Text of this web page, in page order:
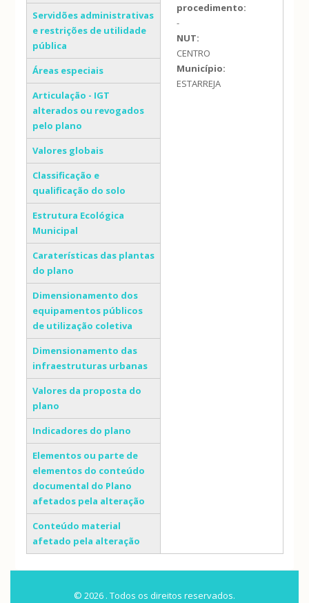
Servidões administrativas
e restrições de utilidade
pública
Áreas especiais
Articulação - IGT
alterados ou revogados
pelo plano
Valores globais
Classificação e
qualificação do solo
Estrutura Ecológica
Municipal
Caraterísticas das plantas
do plano
Dimensionamento dos
equipamentos públicos
de utilização coletiva
Dimensionamento das
infraestruturas urbanas
Valores da proposta do
plano
Indicadores do plano
Elementos ou parte de
elementos do conteúdo
documental do Plano
afetados pela alteração
Conteúdo material
afetado pela alteração
procedimento:
-
NUT:
CENTRO
Município:
ESTARREJA
© 2026 . Todos os direitos reservados.